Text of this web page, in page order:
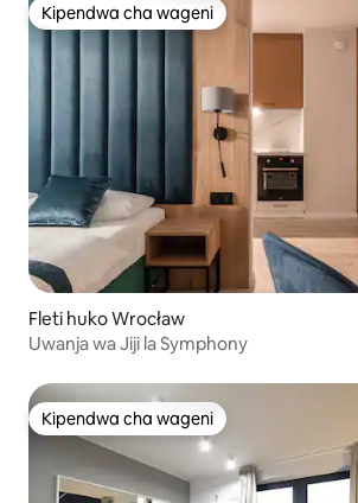
Kipendwa cha wageni
Kipendwa cha wageni
Fleti huko Wrocław
Uwanja wa Jiji la Symphony
Kipendwa cha wageni
Kipendwa cha wageni